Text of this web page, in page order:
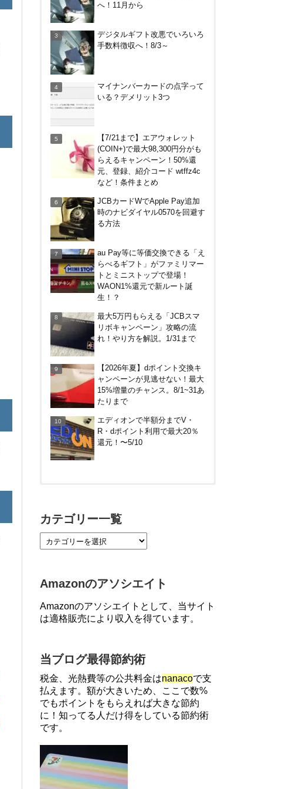
の貯蓄預金（ほぼ普通預金）で
年利0.7％～0.9％！
クを牽制！？知っておきたい利
用条件と注意点
1.25%に、チャージ系対象外
へ！11月から
嵐山のトロッコ列車。亀岡発で
カードチャージすると5%還元
に！
ENEOS（エネオス）のガソリ
ン割引・カード節約術を総ざら
楽天ペイ、自粛でポイントもら
マイナンバーカードの点字って
いる？デメリット3つ
へ！11月から
デジタルギフト改悪でいろいろ
手数料徴収へ！8/3～
マイナンバーカードの点字って
いる？デメリット3つ
【7/21まで】エアウォレット
(COIN+)で最大98,300円分がも
らえるキャンペーン！50%還
元、登録、紹介コード wtffz4c
など！条件まとめ
JCBカードWでApple Pay追加
時のナビダイヤル0570を回避す
る方法
au Pay等に等価交換できる「え
らべるギフト」がファミリマー
トとミニストップで登場！
WAON1%還元で新ルート誕
生！？
最大5万円もらえる「JCBスマ
リボキャンペーン」攻略の流
れ！やり方を解説。1/31まで
【2026年夏】dポイント交換キ
ャンペーンが見逃せない！最大
15%増量のチャンス。8/1~31あ
たりまで
エディオンで半額分までV・
R・dポイント利用で最大20％
還元！〜5/10
朝まで
【7/21まで】エアウォレット
元、登録、紹介コード wtffz4c
【2倍増量】PayPayカード、ま
るごとフラットリボ登録と3回
ソニーフィナンシャルグループ
の株主限定！2万円もらえる口
座開設キャンペーン。7/31まで
【対象者限定】楽天ペイで決済
【解決】マリオットボンヴォイ
にログインできない、パスワー
カテゴリー一覧
Amazonのアソシエイト
Amazonのアソシエイトとして、当サイト
は適格販売により収入を得ています。
当ブログ最得節約術
税金、光熱費等の公共料金はnanacoで支
払えます。額が大きいため、ここで数%
でもポイントをもらえれば大きな節約
に！知ってる人だけ得をしている節約術
です。